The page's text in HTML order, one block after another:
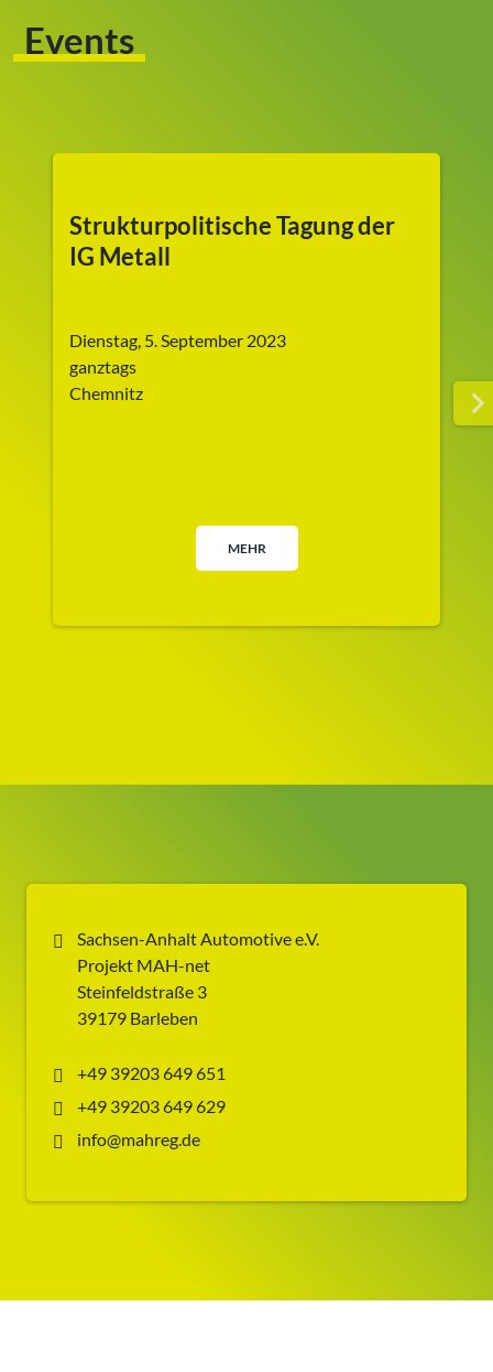
Events
Strukturpolitische Tagung der
IG Metall
Dienstag, 5. September 2023
ganztags
Chemnitz
MEHR
Sachsen-Anhalt Automotive e.V.
Projekt MAH-net
Steinfeldstraße 3
39179 Barleben
+49 39203 649 651
+49 39203 649 629
info@mahreg.de